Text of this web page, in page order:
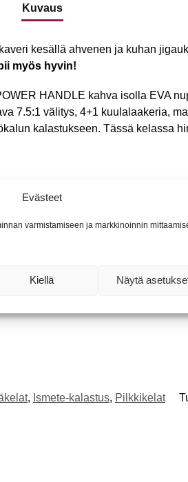
Evästeet
varmistamiseen ja markkinoinnin
Kiellä Näytä
Kuvaus
kesällä ahvenen ja kuhan
myös hyvin!
HANDLE kahva isolla EVA
7.5:1 välitys, 4+1 kuulalaakeria,
kalastukseen. Tässä kelassa
100m
, Ismete-kalastus, Pilkkikelat